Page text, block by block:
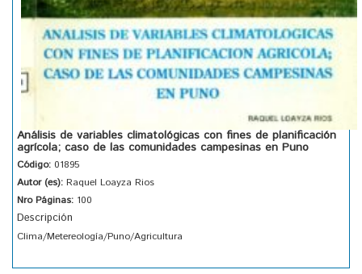
Análisis de variables climatológicas con fines de planificación
agrícola; caso de las comunidades campesinas en Puno
Código: 01895
Autor (es): Raquel Loayza Rios
Nro Páginas: 100
Descripción
Clima/Metereología/Puno/Agricultura